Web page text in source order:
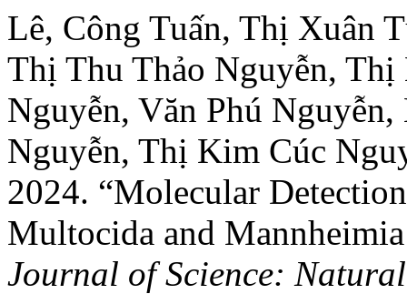
Lê, Công Tuấn, Thị Xuân
Thị Thu Thảo Nguyễn,
Nguyễn, Văn Phú
Nguyễn, Thị Kim Cúc
2024. “Molecular
Multocida and
Journal of Science: